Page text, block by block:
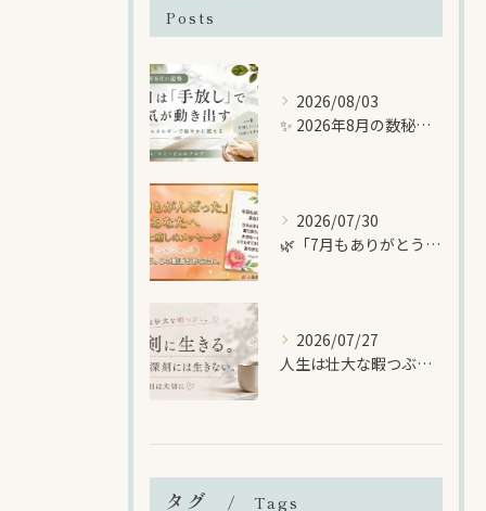
Posts
2026/08/03
✨ 2026年8月の数秘メッセージ｜「手放し」で新しい幸運を迎える準備をする月 ✨
2026/07/30
🌿「7月もありがとうございました🌈暑い夏に、自分を大切にする時間を
2026/07/27
人生は壮大な暇つぶし🌈でも、一日一日は大切に生きる🍀
タグ Tags